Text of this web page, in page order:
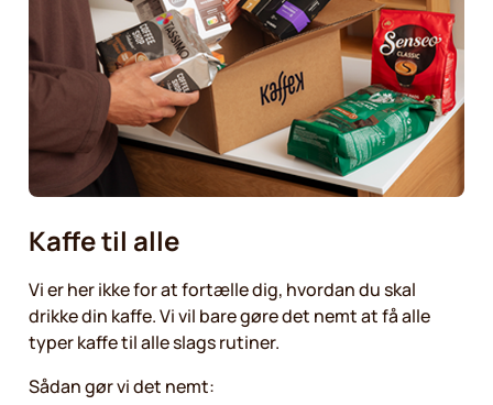
Kaffe til alle
Vi er her ikke for at fortælle dig, hvordan du skal
drikke din kaffe. Vi vil bare gøre det nemt at få alle
typer kaffe til alle slags rutiner.
Sådan gør vi det nemt: